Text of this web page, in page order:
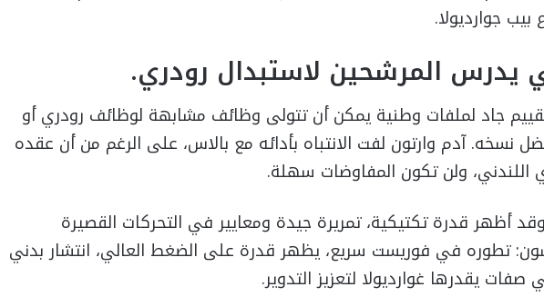
جوارديولا.
المرشحين لاستبدال رودري.
جاد لملفات وطنية يمكن أن تتولى وظائف مشابهة لوظائف رودري أو
نسخه. آدم وارتون لفت الانتباه بأدائه مع بالاس، على الرغم من أن عقده
اللندني، ولن تكون المفاوضات سهلة.
أظهر قدرة تكتيكية، تمريرة جيدة ومعايير في التحركات القصيرة
تطوره في فوريست سريع، يظهر قدرة على الضغط العالي، انتشار بدني
يقدرها غوارديولا لتعزيز التدوير.